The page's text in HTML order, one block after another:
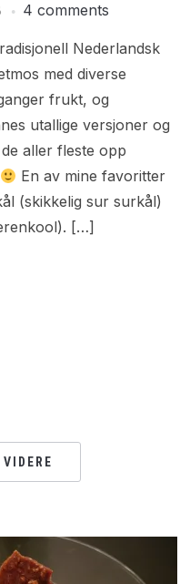
4 comments
Nederlandsk
med diverse
frukt, og
utallige versjoner og
aller fleste opp
En av mine favoritter
(skikkelig sur surkål)
[…]
VIDERE